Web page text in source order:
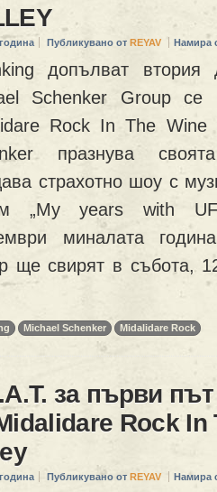
Публикувано от REYAV Намира
допълват
Schenker Group се
Rock In The Wine
празнува
страхотно шоу с
„My years with
миналата
ще свирят в събота,
Michael Schenker Midalidare Rock
за първи
Rock In
Публикувано от REYAV Намира